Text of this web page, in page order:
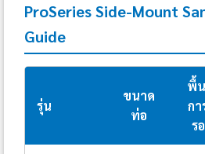
ProSeries Side-Mount
Guide
รุ่น
ขนาด
ท่อ
พื้
กา
ร